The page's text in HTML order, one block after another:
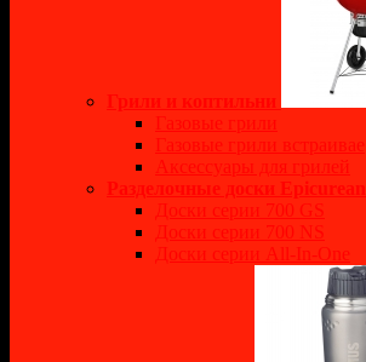
Грили и коптильни
Газовые грили
Газовые грили встраивае
Аксессуары для грилей
Разделочные доски Epicurean
Доски серии 700 GS
Доски серии 700 NS
Доски серии All-In-One